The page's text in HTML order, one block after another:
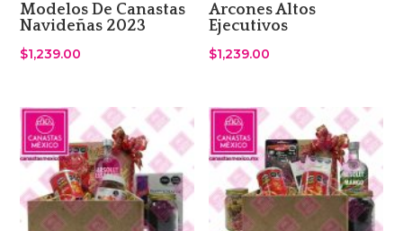
Modelos De Canastas
Navideñas 2023
$1,239.00
Arcones Altos
Ejecutivos
$1,239.00